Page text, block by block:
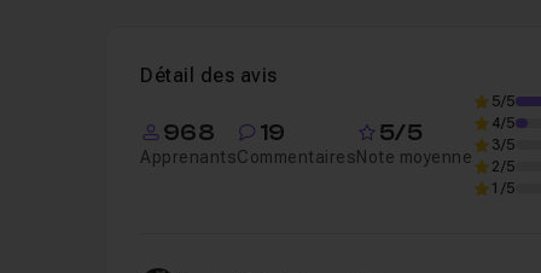
Détail des avis
968
Apprenants
19
Commentaires
5/5
Note moyenne
5/5
4/5
3/5
2/5
1/5